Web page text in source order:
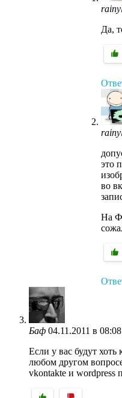
Да,
это
во
На
Баф 04.11.2011 в 08:08
Если у вас будут
любом другом
vkontakte и wordpress